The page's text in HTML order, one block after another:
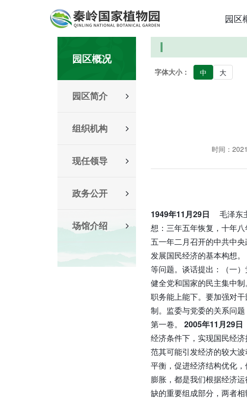
园区
园区概况
园区简介
组织机构
现任领导
政务公开
场馆介绍
字体大小： 中 大
时间：
1949年11月29日
毛泽东
想：三年五年恢复，十年
五一年二月召开的中共中
发展国民经济的基本构想。
等问题。谈话提出：（一
健全党和国家的民主集中
职务能上能下。要加强对
制。监委与党委的关系问
第一卷。 2005年11月29日
经济条件下，实现国民经
范其可能引发经济的较大
平衡，促进经济结构优化
膨胀，都是我们根据经济
缺的重要组成部分，两者